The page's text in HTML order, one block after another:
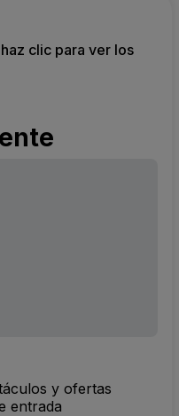
clic para ver los
y ofertas
entrada